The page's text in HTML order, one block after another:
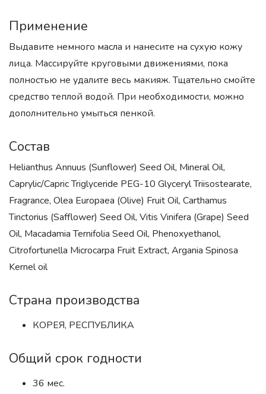
Применение
Выдавите немного масла и нанесите на сухую кожу
лица. Массируйте круговыми движениями, пока
полностью не удалите весь макияж. Тщательно смойте
средство теплой водой. При необходимости, можно
дополнительно умыться пенкой.
Состав
Helianthus Annuus (Sunflower) Seed Oil, Mineral Oil,
Caprylic/Capric Triglyceride PEG-10 Glyceryl Triisostearate,
Fragrance, Olea Europaea (Olive) Fruit Oil, Carthamus
Tinctorius (Safflower) Seed Oil, Vitis Vinifera (Grape) Seed
Oil, Macadamia Ternifolia Seed Oil, Phenoxyethanol,
Citrofortunella Microcarpa Fruit Extract, Argania Spinosa
Kernel oil
Страна производства
КОРЕЯ, РЕСПУБЛИКА
Общий срок годности
36 мес.